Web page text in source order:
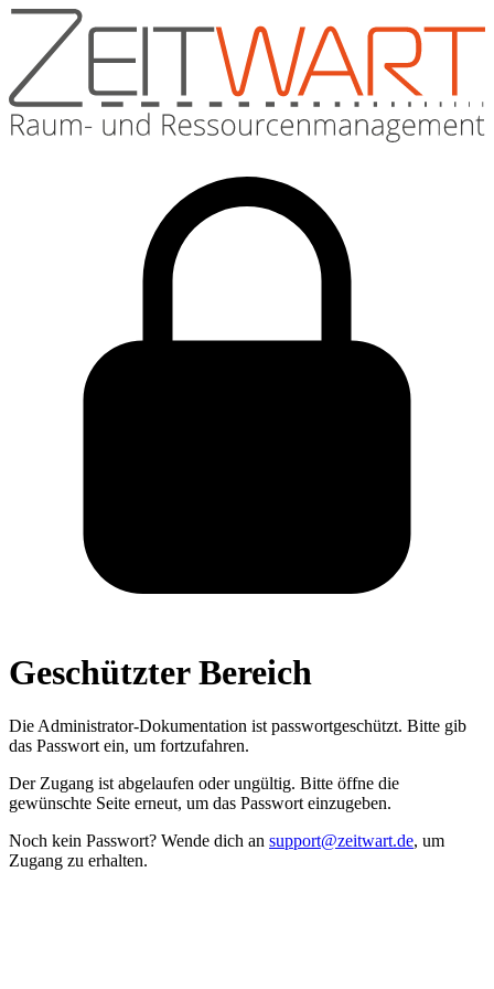
Geschützter Bereich
Die Administrator­-Dokumentation ist passwort­geschützt. Bitte gib
das Passwort ein, um fortzufahren.
Der Zugang ist abgelaufen oder ungültig. Bitte öffne die
gewünschte Seite erneut, um das Passwort einzugeben.
Noch kein Passwort? Wende dich an support@zeitwart.de, um
Zugang zu erhalten.